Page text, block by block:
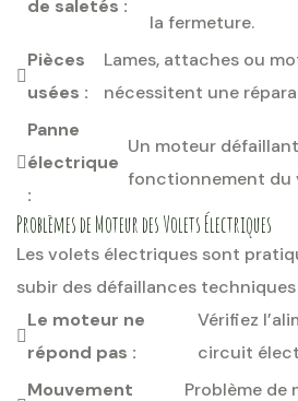
de saletés :
la fermeture.
Pièces
usées :
Lames, attaches ou
nécessitent une
Panne
électrique
:
Un moteur
fonctionnement du
Problèmes de Moteur des Volets Électriques
Les volets électriques sont
subir des défaillances techniques
Le moteur ne
répond pas :
Vérifiez
circuit
Mouvement
Problème de